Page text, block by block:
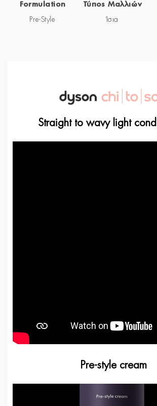
Formulation
Pre-Style
Τύπος Μαλλιών
Ίσια
Straight to wavy light
Pre-style cream